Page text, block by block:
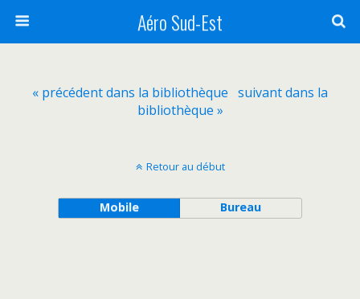
Aéro Sud-Est
« précédent dans la bibliothèque suivant dans la
bibliothèque »
Retour au début
Mobile Bureau